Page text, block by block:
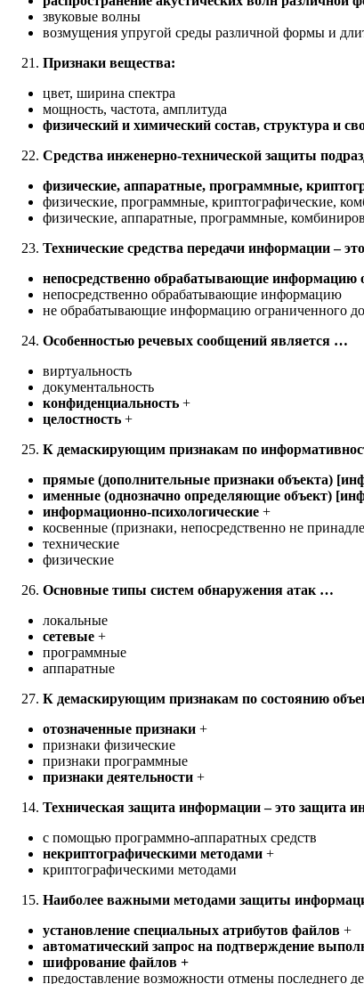
звуковые волны
возмущения упругой среды различной формы и
Признаки вещества:
цвет, ширина спектра
мощность, частота, амплитуда
физический и химический состав, структура и
Средства инженерно-технической защиты
физические, аппаратные, программные,
физические, программные, криптографические,
физические, аппаратные, программные,
Технические средства передачи информации –
непосредственно обрабатывающие информацию
непосредственно обрабатывающие информацию
не обрабатывающие информацию ограниченного
Особенностью речевых сообщений является …
виртуальность
документальность
конфиденциальность +
целостность +
К демаскирующим признакам по
прямые (дополнительные признаки объекта)
именные (однозначно определяющие объект)
информационно-психологические +
косвенные (признаки, непосредственно не
технические
физические
Основные типы систем обнаружения атак …
локальные
сетевые +
программные
аппаратные
К демаскирующим признакам по состоянию
отозначенные признаки +
признаки физические
признаки программные
признаки деятельности +
Техническая защита информации – это защита
с помощью программно-аппаратных средств
некриптографическими методами +
криптографическими методами
Наиболее важными методами защиты
установление специальных атрибутов файлов +
автоматический запрос на подтверждение
шифрование файлов +
предоставление возможности отмены последнего